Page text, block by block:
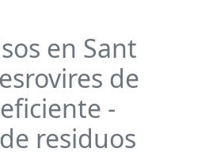
en Sant
de
-
residuos